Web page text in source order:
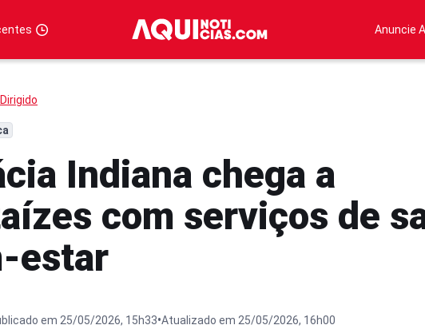
Anuncie
Indiana chega a
com serviços de
estar
em 25/05/2026, 15h33•Atualizado em 25/05/2026, 16h00